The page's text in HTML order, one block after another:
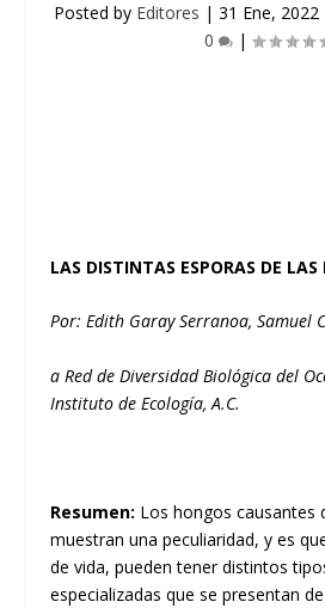
Posted by Editores | 31 Ene, 2022
0
|
LAS DISTINTAS ESPORAS DE LAS
Por: Edith Garay Serranoa, Samuel
a Red de Diversidad Biológica del
Instituto de Ecología, A.C.
Resumen: Los hongos causantes
muestran una peculiaridad, y es
de vida, pueden tener distintos
especializadas que se presentan